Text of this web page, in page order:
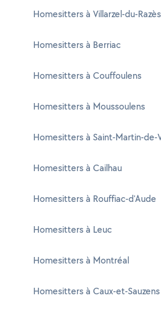
Homesitters à Villarzel-du-Razès
Homesitters à Berriac
Homesitters à Couffoulens
Homesitters à Moussoulens
Homesitters à Saint-Martin-de-
Homesitters à Cailhau
Homesitters à Rouffiac-d'Aude
Homesitters à Leuc
Homesitters à Montréal
Homesitters à Caux-et-Sauzens